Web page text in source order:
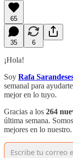
65
35 6
¡Hola!
Soy Rafa
semanal para
mejor en lo tuyo.
Gracias a los 264
última semana.
mejores en lo nuestro.